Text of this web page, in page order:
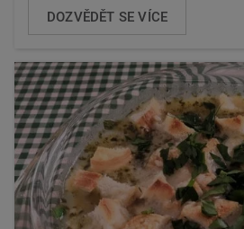
DOZVĚDĚT SE VÍCE